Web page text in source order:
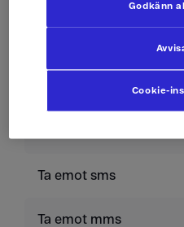
Ta emot sms
Ta emot mms
Cookie-
Godkänn